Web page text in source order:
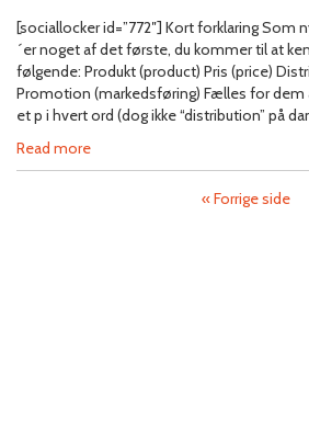
[sociallocker id=”772″] Kort forklaring Som
´er noget af det første, du kommer til at
følgende: Produkt (product) Pris (price)
Promotion (markedsføring) Fælles for dem
et p i hvert ord (dog ikke “distribution” på
Read more
« Forrige side